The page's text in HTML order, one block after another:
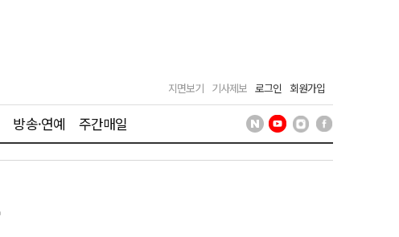
지면보기 기사제보 로그인 회원가입
방송·연예 주간매일